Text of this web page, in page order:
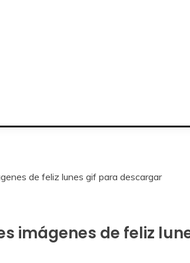
de feliz lunes gif para descargar
imágenes de feliz